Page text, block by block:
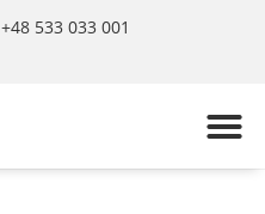
+48 533 033 001